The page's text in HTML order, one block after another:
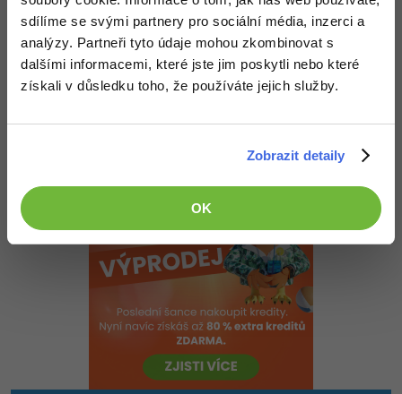
sdílíme se svými partnery pro sociální média, inzerci a
analýzy. Partneři tyto údaje mohou zkombinovat s
dalšími informacemi, které jste jim poskytli nebo které
získali v důsledku toho, že používáte jejich služby.
Zobrazit detaily
OK
}
@media only screen and (max-width: 960px)
{
  body { ... pro mensi nez 960px ... }
}
Nahoru Odpovědět +1